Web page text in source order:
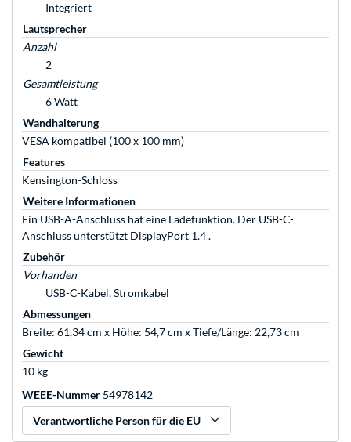
Integriert
Lautsprecher
Anzahl
2
Gesamtleistung
6 Watt
Wandhalterung
VESA kompatibel (100 x 100 mm)
Features
Kensington-Schloss
Weitere Informationen
Ein USB-A-Anschluss hat eine Ladefunktion. Der USB-C-
Anschluss unterstützt DisplayPort 1.4 .
Zubehör
Vorhanden
USB-C-Kabel, Stromkabel
Abmessungen
Breite: 61,34 cm x Höhe: 54,7 cm x Tiefe/Länge: 22,73 cm
Gewicht
10 kg
WEEE-Nummer 54978142
Verantwortliche Person für die EU